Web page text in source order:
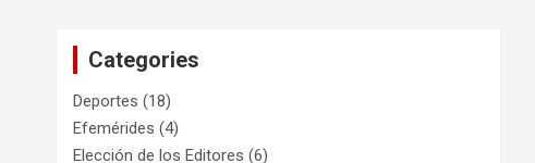
Categories
Deportes (18)
Efemérides (4)
Elección de los Editores (6)